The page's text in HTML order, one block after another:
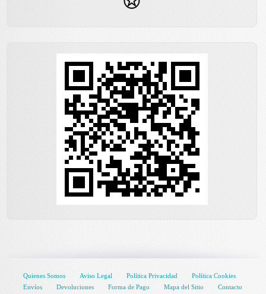
Quienes Somos Aviso Legal Política Privacidad
Política Cookies
Envíos
Devoluciones Forma de Pago Mapa del Sitio Contacto